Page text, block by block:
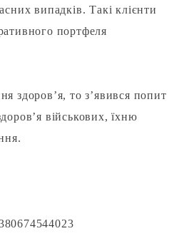
випадків. Такі клієнти
портфеля
здоров’я, то з’явився попит
військових, їхню